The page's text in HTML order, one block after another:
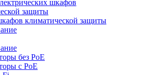
шкафов
защиты
климатической защиты
без PoE
с PoE